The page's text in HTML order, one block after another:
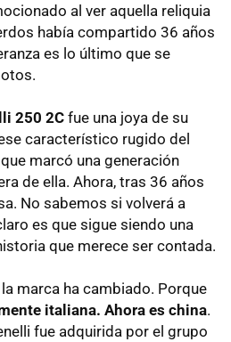
al ver aquella reliquia
había compartido 36 años
es lo último que se
250 2Cfue una joya de su
característico rugido del
marcó una generación
de ella. Ahora, tras 36 años
No sabemos si volverá a
es que sigue siendo una
que merece ser contada.
marca ha cambiado. Porque
italiana. Ahora es china.
fue adquirida por el grupo